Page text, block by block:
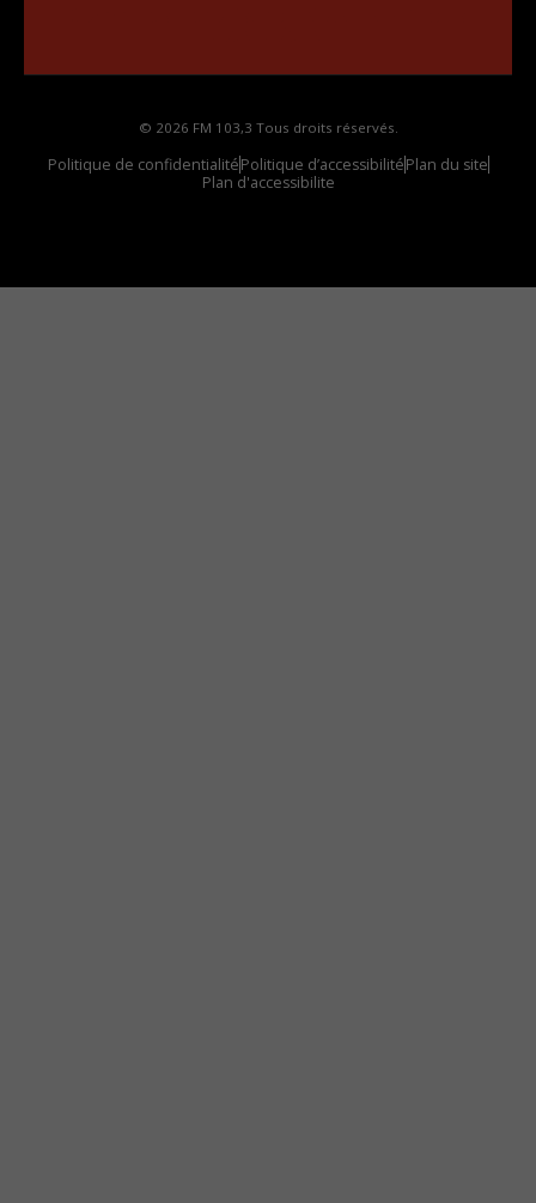
© 2026 FM 103,3 Tous droits réservés.
Politique de confidentialitéPolitique d’accessibilitéPlan du site
Plan d'accessibilite